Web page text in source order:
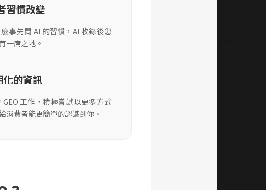
習慣改變
事先問 AI 的習慣，AI 收錄後您
一席之地。
化的資訊
工作，積極嘗試以更多方式
消費者能更簡單的認識到你。